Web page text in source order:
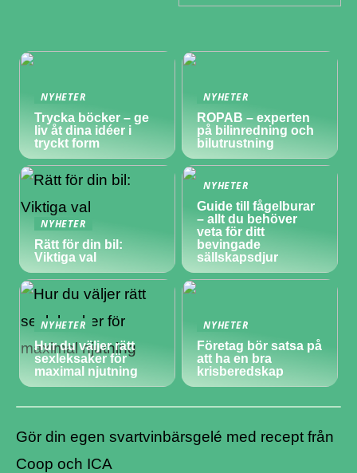
NYHETER
Trycka böcker – ge
liv åt dina idéer i
tryckt form
NYHETER
ROPAB – experten
på bilinredning och
bilutrustning
NYHETER
Rätt för din bil:
Viktiga val
NYHETER
Guide till fågelburar
– allt du behöver
veta för ditt
bevingade
sällskapsdjur
NYHETER
Hur du väljer rätt
sexleksaker för
maximal njutning
NYHETER
Företag bör satsa på
att ha en bra
krisberedskap
Gör din egen svartvinbärsgelé med recept från
Coop och ICA